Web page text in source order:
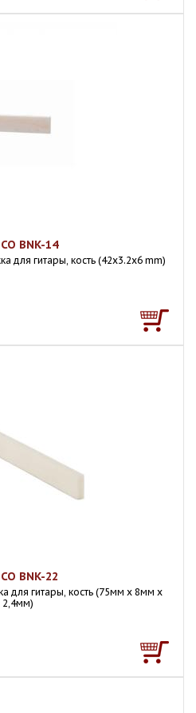
BNK-14
для гитары, кость (42х3.2х6 mm)
BNK-22
для гитары, кость (75мм x 8мм x
2,4мм)